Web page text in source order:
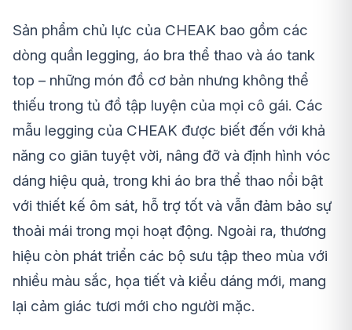
Sản phẩm chủ lực của CHEAK bao gồm các
dòng quần legging, áo bra thể thao và áo tank
top – những món đồ cơ bản nhưng không thể
thiếu trong tủ đồ tập luyện của mọi cô gái. Các
mẫu legging của CHEAK được biết đến với khả
năng co giãn tuyệt vời, nâng đỡ và định hình vóc
dáng hiệu quả, trong khi áo bra thể thao nổi bật
với thiết kế ôm sát, hỗ trợ tốt và vẫn đảm bảo sự
thoải mái trong mọi hoạt động. Ngoài ra, thương
hiệu còn phát triển các bộ sưu tập theo mùa với
nhiều màu sắc, họa tiết và kiểu dáng mới, mang
lại cảm giác tươi mới cho người mặc.